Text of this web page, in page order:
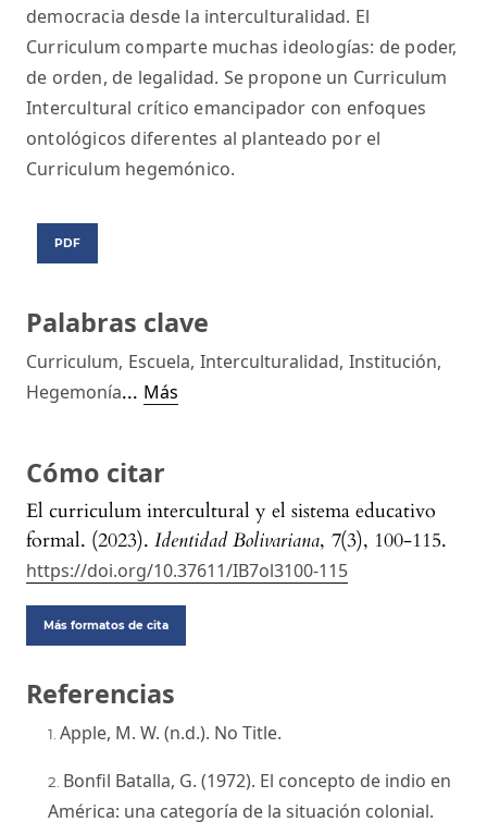
Palabras clave
Curriculum, Escuela, Interculturalidad, Institución,
Hegemonía... Más
Cómo citar
El curriculum intercultural y el sistema educativo
formal. (2023). Identidad Bolivariana, 7(3), 100-115.
https://doi.org/10.37611/IB7ol3100-115
Más formatos de cita
democracia desde la interculturalidad. El
Curriculum comparte muchas ideologías: de poder,
de orden, de legalidad. Se propone un Curriculum
Intercultural crítico emancipador con enfoques
ontológicos diferentes al planteado por el
Curriculum hegemónico.
PDF
Referencias
Apple, M. W. (n.d.). No Title.
Bonfil Batalla, G. (1972). El concepto de indio en
América: una categoría de la situación colonial.